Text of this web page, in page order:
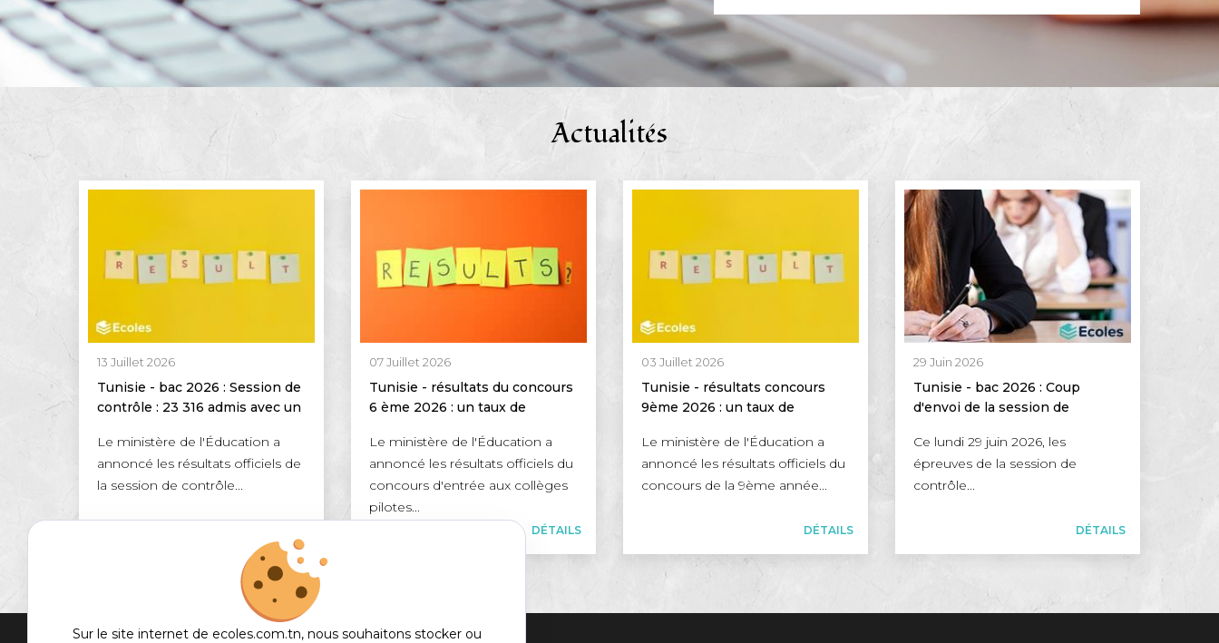
Actualités
13 Juillet 2026
Tunisie - bac 2026 : Session de
contrôle : 23 316 admis avec un
Le ministère de l'Éducation a
annoncé les résultats officiels de
la session de contrôle...
07 Juillet 2026
Tunisie - résultats du concours
6 ème 2026 : un taux de
Le ministère de l'Éducation a
annoncé les résultats officiels du
concours d'entrée aux collèges
pilotes...
DÉTAILS
03 Juillet 2026
Tunisie - résultats concours
9ème 2026 : un taux de
Le ministère de l'Éducation a
annoncé les résultats officiels du
concours de la 9ème année...
DÉTAILS
29 Juin 2026
Tunisie - bac 2026 : Coup
d'envoi de la session de
candidats
Ce lundi 29 juin 2026, les
épreuves de la session de
contrôle...
DÉTAILS
Sur le site internet de ecoles.com.tn, nous souhaitons stocker ou